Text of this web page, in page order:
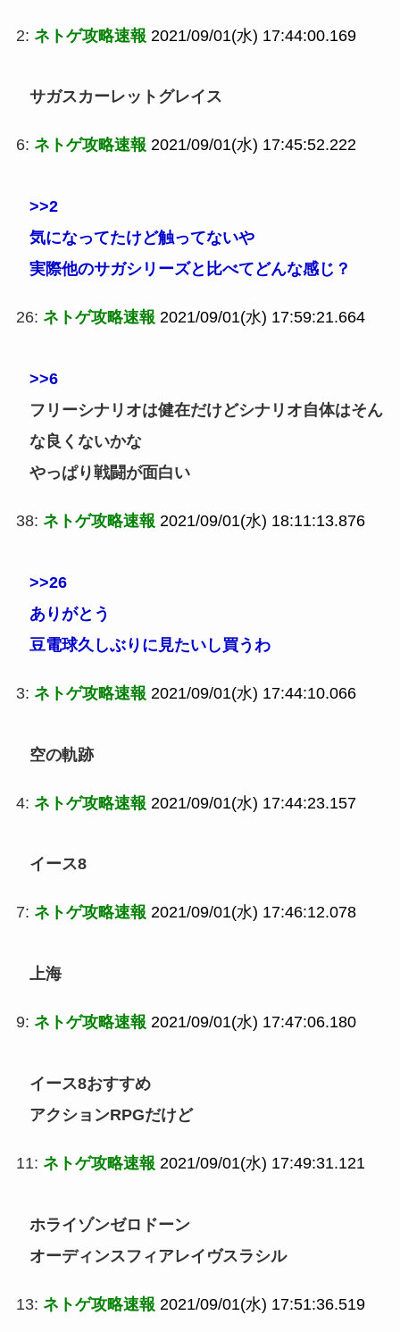
2: ネトゲ攻略速報 2021/09/01(水) 17:44:00.169
サガスカーレットグレイス
6: ネトゲ攻略速報 2021/09/01(水) 17:45:52.222
>>2
気になってたけど触ってないや
実際他のサガシリーズと比べてどんな感じ？
26: ネトゲ攻略速報 2021/09/01(水) 17:59:21.664
>>6
フリーシナリオは健在だけどシナリオ自体はそん
な良くないかな
やっぱり戦闘が面白い
38: ネトゲ攻略速報 2021/09/01(水) 18:11:13.876
>>26
ありがとう
豆電球久しぶりに見たいし買うわ
3: ネトゲ攻略速報 2021/09/01(水) 17:44:10.066
空の軌跡
4: ネトゲ攻略速報 2021/09/01(水) 17:44:23.157
イース8
7: ネトゲ攻略速報 2021/09/01(水) 17:46:12.078
上海
9: ネトゲ攻略速報 2021/09/01(水) 17:47:06.180
イース8おすすめ
アクションRPGだけど
11: ネトゲ攻略速報 2021/09/01(水) 17:49:31.121
ホライゾンゼロドーン
オーディンスフィアレイヴスラシル
13: ネトゲ攻略速報 2021/09/01(水) 17:51:36.519